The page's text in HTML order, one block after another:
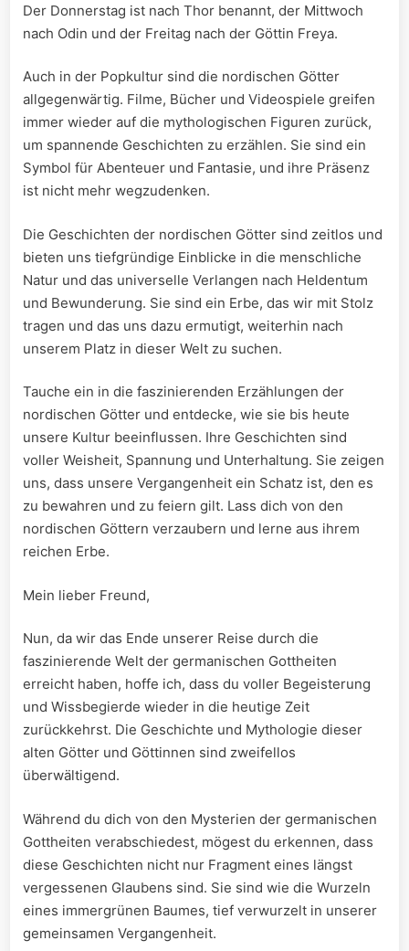
Der Donnerstag ist nach Thor benannt, der Mittwoch
nach Odin und der Freitag nach der Göttin Freya.
Auch in der Popkultur sind die ⁣nordischen ⁢Götter
allgegenwärtig. ⁤Filme, Bücher und ‍Videospiele ⁤greifen
immer wieder auf die mythologischen Figuren zurück,
um spannende ‍Geschichten zu erzählen. Sie sind ein
Symbol für Abenteuer und‍ Fantasie, und ihre Präsenz
ist nicht mehr wegzudenken.
Die Geschichten der nordischen ‌Götter sind zeitlos und
bieten uns tiefgründige Einblicke in die ‌menschliche
Natur und das universelle Verlangen nach Heldentum
und Bewunderung. Sie sind ‌ein Erbe, das ⁣wir mit Stolz
tragen und das uns dazu⁢ ermutigt, weiterhin nach
unserem Platz​ in dieser Welt zu suchen.
Tauche ein in die faszinierenden Erzählungen der
nordischen Götter und entdecke, wie sie bis‌ heute
unsere Kultur beeinflussen. Ihre⁣ Geschichten sind
voller Weisheit, Spannung und‌ Unterhaltung. Sie zeigen
uns, ‌dass unsere Vergangenheit ein Schatz ist, den es⁢
zu bewahren und zu feiern gilt. Lass ⁣dich von den
nordischen Göttern verzaubern‌ und ‌lerne aus ihrem
reichen Erbe.
Mein lieber⁢ Freund,
Nun, da⁣ wir das Ende unserer⁢ Reise durch die
faszinierende Welt der ‍germanischen Gottheiten
erreicht haben, hoffe ich, ​dass‍ du⁣ voller Begeisterung
und Wissbegierde wieder⁣ in die‌ heutige Zeit
‌zurückkehrst. Die Geschichte und Mythologie dieser
alten Götter und Göttinnen sind zweifellos​
überwältigend.
Während⁤ du⁤ dich von den Mysterien ‌der​ germanischen
Gottheiten verabschiedest, mögest du erkennen, dass
diese Geschichten ⁢nicht​ nur Fragment eines längst‍
vergessenen‍ Glaubens sind. Sie sind wie die Wurzeln
eines immergrünen Baumes, ⁤tief verwurzelt​ in unserer‍
gemeinsamen Vergangenheit.